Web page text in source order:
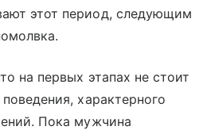
этот период, следующим
на первых этапах не стоит
характерного
Пока мужчина